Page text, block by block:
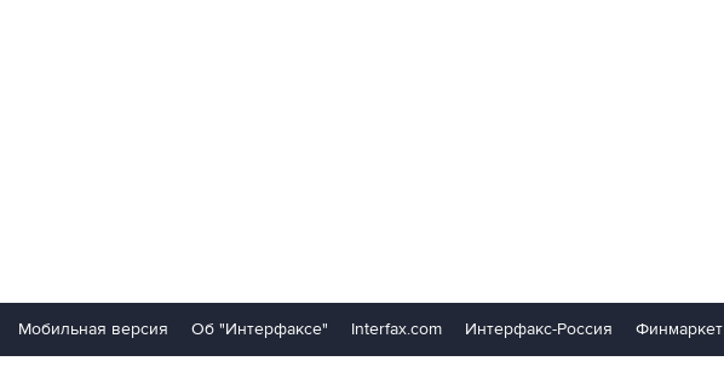
Мобильная версия Об "Интерфаксе" Interfax.com Интерфакс-Россия Финмаркет